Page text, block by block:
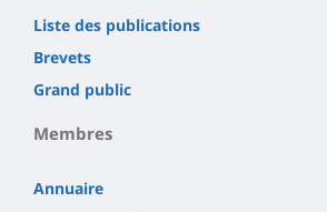
Liste des publications
Brevets
Grand public
Membres
Annuaire